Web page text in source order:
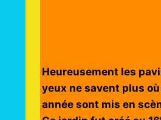
Heureusement les
yeux ne savent plus
année sont mis en